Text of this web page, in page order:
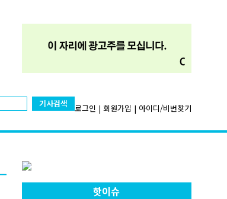
기사검색 로그인 | 회원가입 | 아이디/비번찾기
핫이슈